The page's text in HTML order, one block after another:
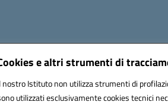
e altri strumenti di
nostro Istituto non utilizza strumenti di
utilizzati esclusivamente cookies tecnici